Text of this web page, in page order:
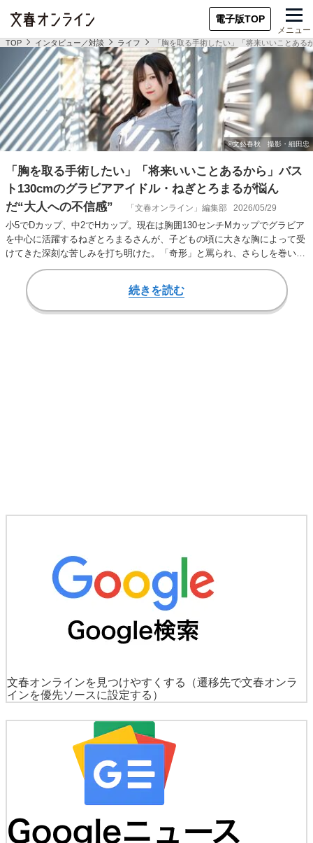
電子版TOP
メニュー
TOP インタビュー／対談 ライフ 「胸を取る手術したい」「将来いいことあ
「胸を取る手術したい」「将来いいことあるから」バス
ト130cmのグラビアアイドル・ねぎとろまるが悩ん
だ“大人への不信感”
「文春オンライン」編集部 2026/05/29
小5でDカップ、中2でHカップ。現在は胸囲130センチMカップでグラビア
を中心に活躍するねぎとろまるさんが、子どもの頃に大きな胸によって受
けてきた深刻な苦しみを打ち明けた。「奇形」と罵られ、さらしを巻いて
登校し、手…
続きを読む
文春オンラインを見つけやすくする
（遷移先で文春オンラ
インを優先ソースに設定する）